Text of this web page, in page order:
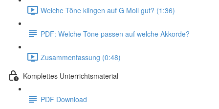
Welche Töne klingen auf G Moll gut? (1:36)
PDF: Welche Töne passen auf welche Akkorde?
Zusammenfassung (0:48)
Komplettes Unterrichtsmaterial
PDF Download